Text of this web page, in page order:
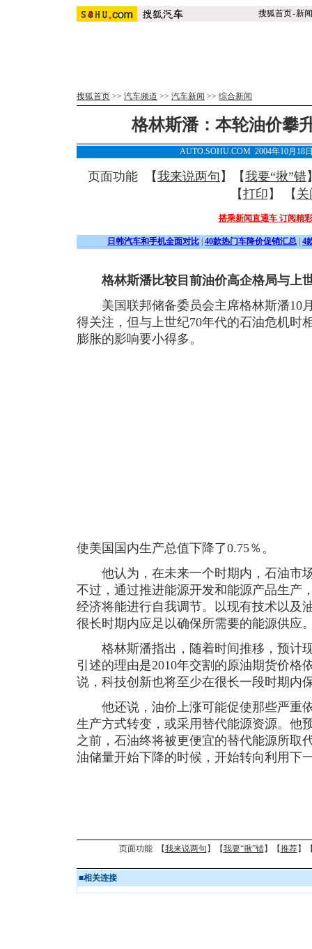
搜狐首页-新闻
搜狐首页 >> 汽车频道 >> 汽车新闻 >> 综合新闻
格林斯潘：本轮油价攀
AUTO.SOHU.COM 2004年10月
页面功能 【我来说两句 】【我要“揪”错
【打印 】 【 关
搭乘新闻直通车 订阅精
日韩汽车和手机全面对比 40款热门车降价促销汇总 4
格林斯潘比较目前油价高企格局与上
美国联邦储备委员会主席格林斯潘10
得关注，但与上世纪70年代的石油危机时
膨胀的影响要小得多。
使美国国内生产总值下降了0.75％。
他认为，在未来一个时期内，石油市
不过，通过推进能源开发和能源产品生产
经济将能进行自我调节。以现有技术以及
很长时期内应足以确保所需要的能源供应
格林斯潘指出，随着时间推移，预计
引述的理由是2010年交割的原油期货价格
说，科技创新也将至少在很长一段时期内
他还说，油价上涨可能促使那些严重
生产方式转变，或采用替代能源资源。他
之前，石油终将被更便宜的替代能源所取
油储量开始下降的时候，开始转向利用下
页面功能 【我来说两句 】【我要“揪”错】【推荐】
■相关连接